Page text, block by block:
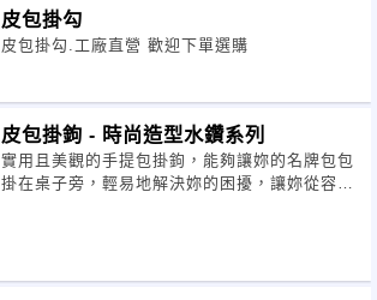
皮包掛勾
皮包掛勾.工廠直營 歡迎下單選購
皮包掛鉤 - 時尚造型水鑽系列
實用且美觀的手提包掛鉤，能夠讓妳的名牌包包
掛在桌子旁，輕易地解決妳的困擾，讓妳從容且